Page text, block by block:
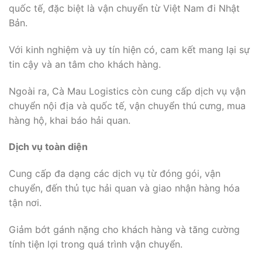
quốc tế, đặc biệt là vận chuyển từ Việt Nam đi Nhật
Bản.
Với kinh nghiệm và uy tín hiện có, cam kết mang lại sự
tin cậy và an tâm cho khách hàng.
Ngoài ra, Cà Mau Logistics còn cung cấp dịch vụ vận
chuyển nội địa và quốc tế, vận chuyển thú cưng, mua
hàng hộ, khai báo hải quan.
Dịch vụ toàn diện
Cung cấp đa dạng các dịch vụ từ đóng gói, vận
chuyển, đến thủ tục hải quan và giao nhận hàng hóa
tận nơi.
Giảm bớt gánh nặng cho khách hàng và tăng cường
tính tiện lợi trong quá trình vận chuyển.